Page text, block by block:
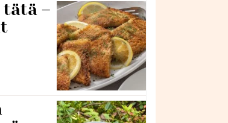
tätä –